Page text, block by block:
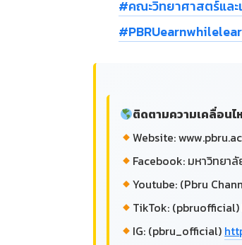
#คณะวิทยาศาสตร์และ
ติดตามความเคลื่อน
Website:
Facebook: มหาวิทยา
Youtube: (Pbru
TikTok: (pbruofficial)
IG: (pbru_official)